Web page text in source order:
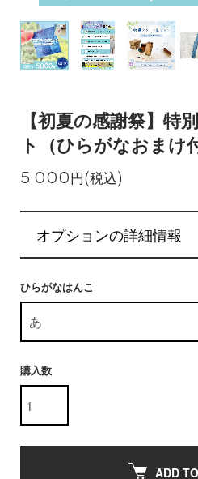
【初夏の感謝祭】特
ト（ひらがなおまけ
5,000円(税込)
オプションの詳細情報
ひらがなはんこ
購入数
ADD